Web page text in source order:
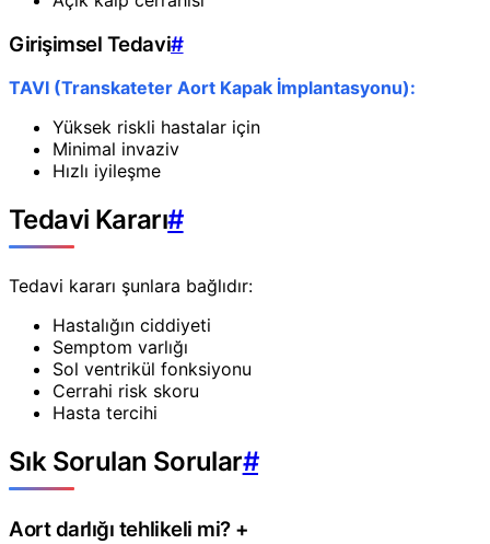
Girişimsel Tedavi#
TAVI (Transkateter Aort Kapak İmplantasyonu):
Yüksek riskli hastalar için
Minimal invaziv
Hızlı iyileşme
Tedavi Kararı#
Tedavi kararı şunlara bağlıdır:
Hastalığın ciddiyeti
Semptom varlığı
Sol ventrikül fonksiyonu
Cerrahi risk skoru
Hasta tercihi
Sık Sorulan Sorular#
Aort darlığı tehlikeli mi? +